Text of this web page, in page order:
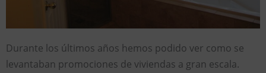
Durante los últimos años hemos podido ver como se
levantaban promociones de viviendas a gran escala.